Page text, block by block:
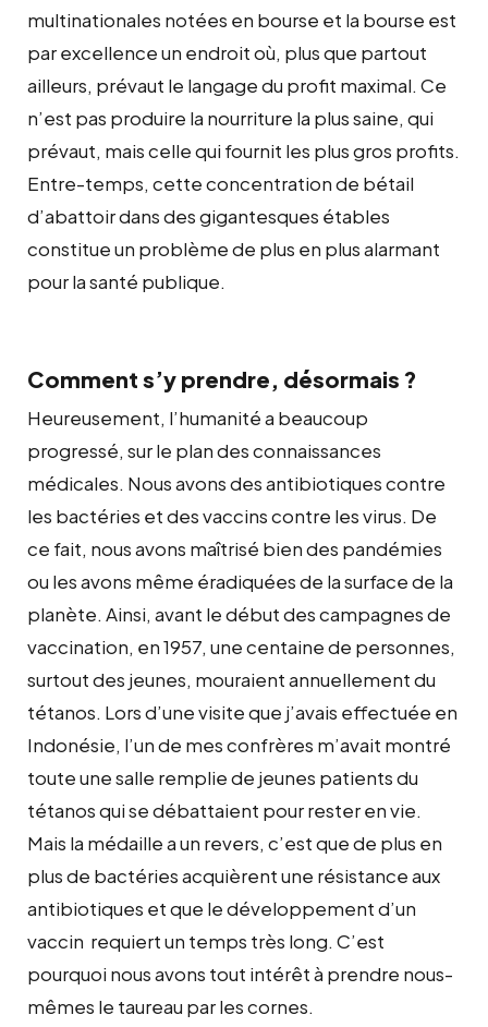
multinationales notées en bourse et la bourse est
par excellence un endroit où, plus que partout
ailleurs, prévaut le langage du profit maximal. Ce
n’est pas produire la nourriture la plus saine, qui
prévaut, mais celle qui fournit les plus gros profits.
Entre-temps, cette concentration de bétail
d’abattoir dans des gigantesques étables
constitue un problème de plus en plus alarmant
pour la santé publique.
Comment s’y prendre, désormais ?
Heureusement, l’humanité a beaucoup
progressé, sur le plan des connaissances
médicales. Nous avons des antibiotiques contre
les bactéries et des vaccins contre les virus. De
ce fait, nous avons maîtrisé bien des pandémies
ou les avons même éradiquées de la surface de la
planète. Ainsi, avant le début des campagnes de
vaccination, en 1957, une centaine de personnes,
surtout des jeunes, mouraient annuellement du
tétanos. Lors d’une visite que j’avais effectuée en
Indonésie, l’un de mes confrères m’avait montré
toute une salle remplie de jeunes patients du
tétanos qui se débattaient pour rester en vie.
Mais la médaille a un revers, c’est que de plus en
plus de bactéries acquièrent une résistance aux
antibiotiques et que le développement d’un
vaccin requiert un temps très long. C’est
pourquoi nous avons tout intérêt à prendre nous-
mêmes le taureau par les cornes.